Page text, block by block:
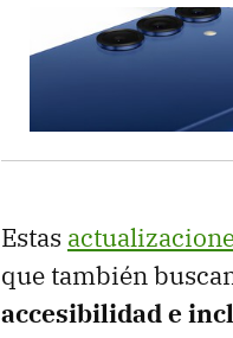
Estas
que también
accesibilidad e